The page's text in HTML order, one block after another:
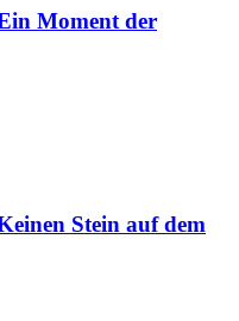
Moment der
Stein auf dem